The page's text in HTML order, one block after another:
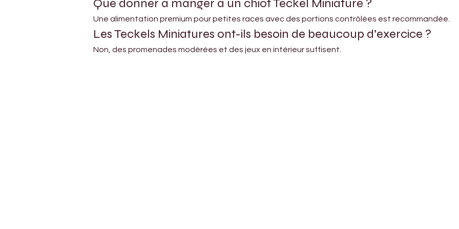
Que donner à manger à un chiot Teckel Miniature ?
Une alimentation premium pour petites races avec des portions contrôlées est recommandée.
Les Teckels Miniatures ont-ils besoin de beaucoup d’exercice ?
Non, des promenades modérées et des jeux en intérieur suffisent.